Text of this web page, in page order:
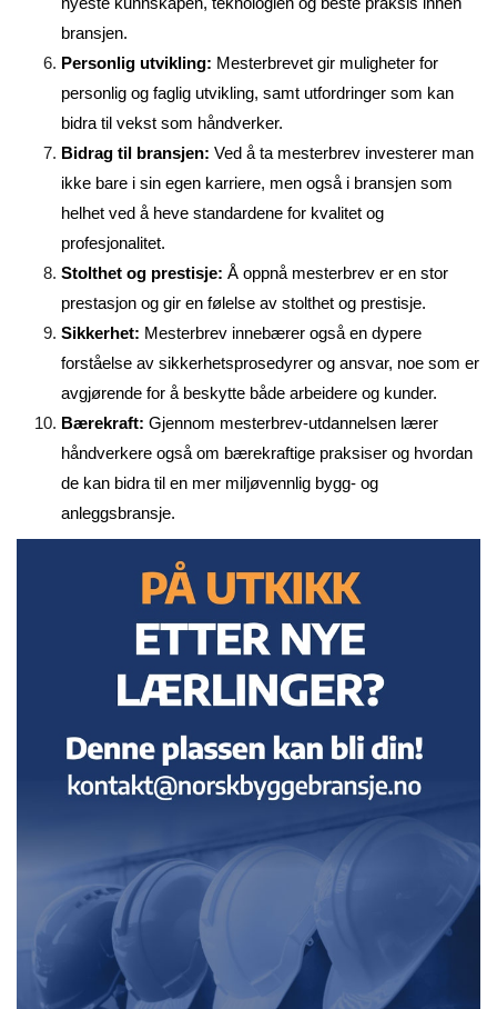
bransjen.
Personlig utvikling: Mesterbrevet gir muligheter for
personlig og faglig utvikling, samt utfordringer som kan
bidra til vekst som håndverker.
Bidrag til bransjen: Ved å ta mesterbrev investerer man
ikke bare i sin egen karriere, men også i bransjen som
helhet ved å heve standardene for kvalitet og
profesjonalitet.
Stolthet og prestisje: Å oppnå mesterbrev er en stor
prestasjon og gir en følelse av stolthet og prestisje.
Sikkerhet: Mesterbrev innebærer også en dypere
forståelse av sikkerhetsprosedyrer og ansvar, noe som er
avgjørende for å beskytte både arbeidere og kunder.
Bærekraft: Gjennom mesterbrev-utdannelsen lærer
håndverkere også om bærekraftige praksiser og hvordan
de kan bidra til en mer miljøvennlig bygg- og
anleggsbransje.